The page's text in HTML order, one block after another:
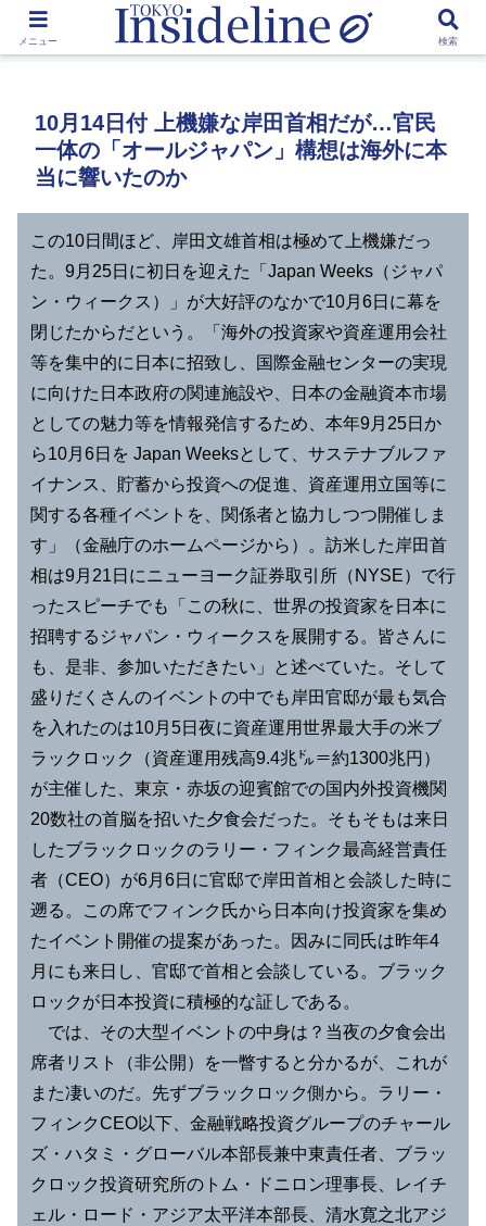
by Toshikawa Takao
10月14日付 上機嫌な岸田首相だが…官民
一体の「オールジャパン」構想は海外に本
当に響いたのか
この10日間ほど、岸田文雄首相は極めて上機嫌だっ
た。9月25日に初日を迎えた「Japan Weeks（ジャパ
ン・ウィークス）」が大好評のなかで10月6日に幕を
閉じたからだという。「海外の投資家や資産運用会社
等を集中的に日本に招致し、国際金融センターの実現
に向けた日本政府の関連施設や、日本の金融資本市場
としての魅力等を情報発信するため、本年9月25日か
ら10月6日を Japan Weeksとして、サステナブルファ
イナンス、貯蓄から投資への促進、資産運用立国等に
関する各種イベントを、関係者と協力しつつ開催しま
す」（金融庁のホームページから）。訪米した岸田首
相は9月21日にニューヨーク証券取引所（NYSE）で行
ったスピーチでも「この秋に、世界の投資家を日本に
招聘するジャパン・ウィークスを展開する。皆さんに
も、是非、参加いただきたい」と述べていた。そして
盛りだくさんのイベントの中でも岸田官邸が最も気合
を入れたのは10月5日夜に資産運用世界最大手の米ブ
ラックロック（資産運用残高9.4兆㌦＝約1300兆円）
が主催した、東京・赤坂の迎賓館での国内外投資機関
20数社の首脳を招いた夕食会だった。そもそもは来日
したブラックロックのラリー・フィンク最高経営責任
者（CEO）が6月6日に官邸で岸田首相と会談した時に
遡る。この席でフィンク氏から日本向け投資家を集め
たイベント開催の提案があった。因みに同氏は昨年4
月にも来日し、官邸で首相と会談している。ブラック
ロックが日本投資に積極的な証しである。
では、その大型イベントの中身は？当夜の夕食会出
席者リスト（非公開）を一瞥すると分かるが、これが
また凄いのだ。先ずブラックロック側から。ラリー・
フィンクCEO以下、金融戦略投資グループのチャール
ズ・ハタミ・グローバル本部長兼中東責任者、ブラッ
クロック投資研究所のトム・ドニロン理事長、レイチ
ェル・ロード・アジア太平洋本部長、清水寛之北アジ
メニュー 検索